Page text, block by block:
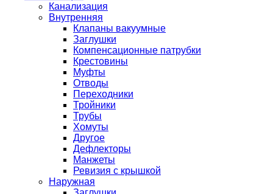
Канализация
Внутренняя
Клапаны вакуумные
Заглушки
Компенсационные патрубки
Крестовины
Муфты
Отводы
Переходники
Тройники
Трубы
Хомуты
Другое
Дефлекторы
Манжеты
Ревизия с крышкой
Наружная